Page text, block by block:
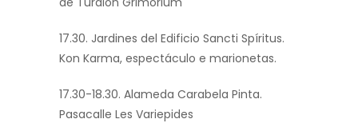
17.30. Jardines del Edificio Sancti Spíritus.
Kon Karma, espectáculo e marionetas.
17.30-18.30. Alameda Carabela Pinta.
Pasacalle Les Variepides